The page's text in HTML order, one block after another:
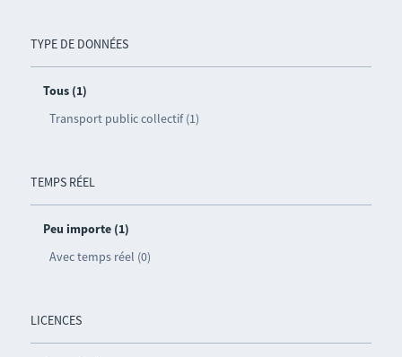
TYPE DE DONNÉES
Tous (1)
Transport public collectif (1)
TEMPS RÉEL
Peu importe (1)
Avec temps réel (0)
LICENCES